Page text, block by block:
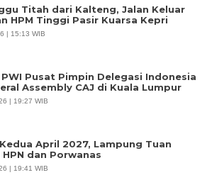
Titah dari Kalteng, Jalan Keluar
HPM Tinggi Pasir Kuarsa Kepri
| 15:13 WIB
Pusat Pimpin Delegasi Indonesia
Assembly CAJ di Kuala Lumpur
| 19:27 WIB
April 2027, Lampung Tuan
HPN dan Porwanas
| 19:41 WIB